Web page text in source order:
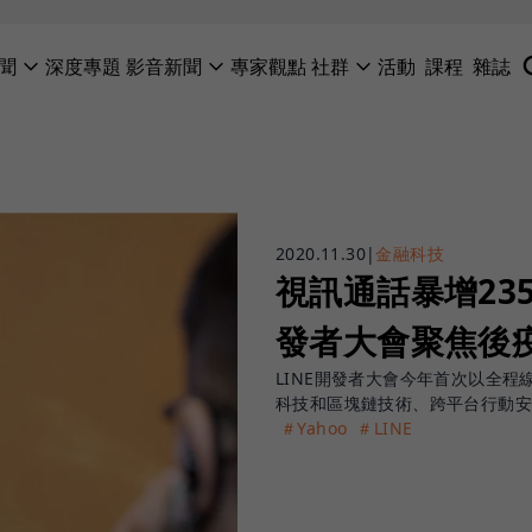
深度專題 影音新聞 專家觀點社群 活動 課程 雜誌
2020.11.30|金融科技
視訊通話暴增
發者大會聚焦後
LINE開發者大會今年首次以全程
科技和區塊鏈技術、跨平台行動
＃Yahoo ＃LINE